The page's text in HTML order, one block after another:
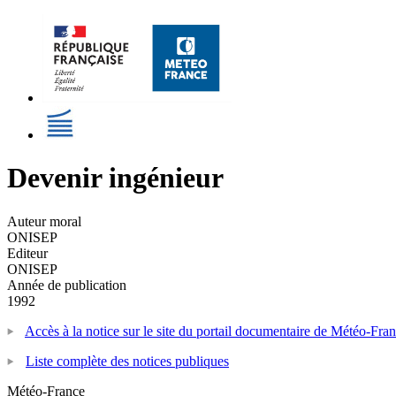
Devenir ingénieur
Auteur moral
ONISEP
Editeur
ONISEP
Année de publication
1992
Accès à la notice sur le site du portail documentaire de Météo-
Liste complète des notices publiques
Météo-France